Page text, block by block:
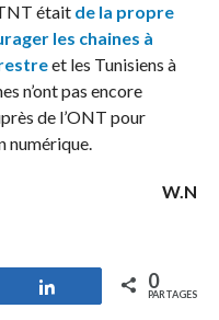
était de la propre
les chaines à
et les Tunisiens à
n’ont pas encore
de l’ONT pour
numérique.
W.N
Partagez 0
PARTAGES